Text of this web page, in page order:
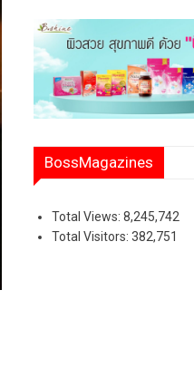
BossMagazines
Total Views:8,245,742
Total Visitors:382,751